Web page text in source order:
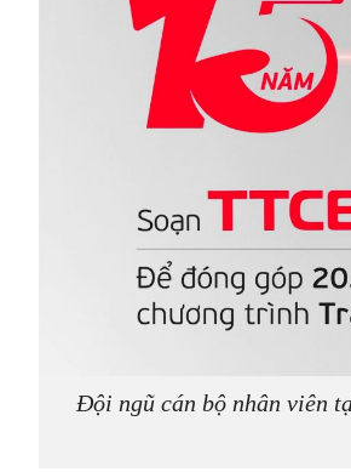
Đội ngũ cán bộ nhân viên